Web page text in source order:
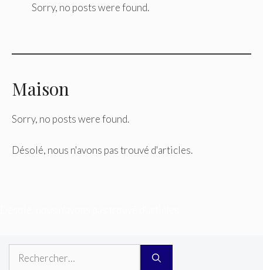
Sorry, no posts were found.
Maison
Sorry, no posts were found.
Désolé, nous n'avons pas trouvé d'articles.
Rechercher :